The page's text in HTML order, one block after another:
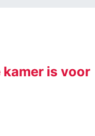
is voor